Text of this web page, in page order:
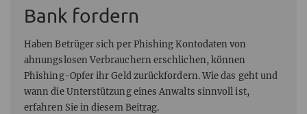
Bank fordern
Haben Betrüger sich per Phishing Kontodaten von
ahnungslosen Verbrauchern erschlichen, können
Phishing-Opfer ihr Geld zurückfordern. Wie das geht und
wann die Unterstützung eines Anwalts sinnvoll ist,
erfahren Sie in diesem Beitrag.